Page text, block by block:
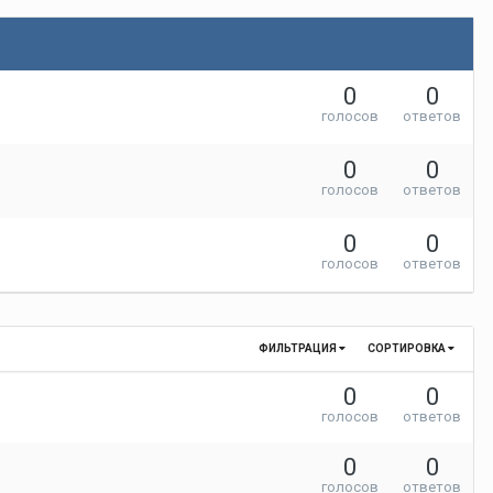
0
голосов
0
ответов
0
голосов
0
ответов
0
голосов
0
ответов
СОРТИРОВКА
ФИЛЬТРАЦИЯ
0
голосов
0
ответов
0
голосов
0
ответов